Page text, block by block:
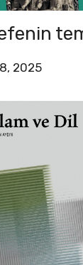
2025